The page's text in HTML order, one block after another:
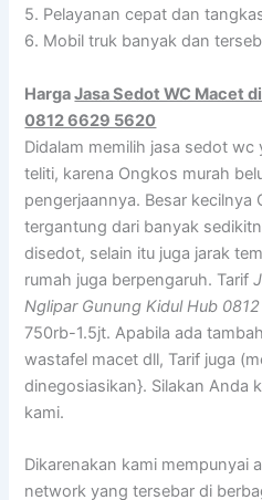
5. Pelayanan cepat dan
6. Mobil truk banyak dan
HargaJasa Sedot WC Macet
0812 6629 5620
Didalam memilih jasa sedot
teliti, karena Ongkos murah
pengerjaannya. Besar kecilnya
tergantung dari banyak
disedot, selain itu juga jarak
rumah juga berpengaruh. Tarif
Nglipar Gunung Kidul Hub
750rb-1.5jt. Apabila ada
wastafel macet dll, Tarif juga
dinegosiasikan}. Silakan Anda
kami.
Dikarenakan kami mempunyai
network yang tersebar di